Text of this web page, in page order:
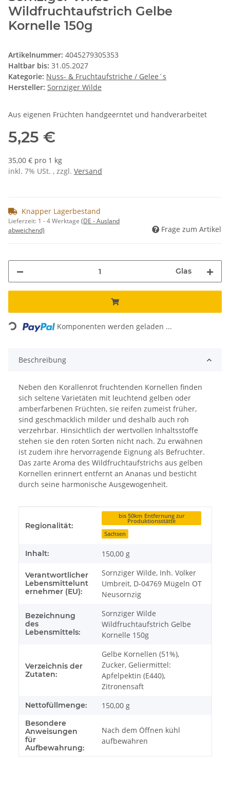
Wildfruchtaufstrich Gelbe
Kornelle 150g
Artikelnummer: 4045279305353
Haltbar bis: 31.05.2027
Kategorie: Nuss- & Fruchtaufstriche / Gelee´s
Hersteller: Sornziger Wilde
Aus eigenen Früchten handgeerntet und handverarbeitet
5,25 €
35,00 € pro 1 kg
inkl. 7% USt. , zzgl. Versand
Knapper Lagerbestand
Lieferzeit: 1 - 4 Werktage (DE - Ausland
abweichend)
Frage zum Artikel
Glas
Loading... Komponenten werden geladen ...
Beschreibung
Neben den Korallenrot fruchtenden Kornellen finden
sich seltene Varietäten mit leuchtend gelben oder
amberfarbenen Früchten, sie reifen zumeist früher,
sind geschmacklich milder und deshalb auch roh
verzehrbar. Hinsichtlich der wertvollen Inhaltsstoffe
stehen sie den roten Sorten nicht nach. Zu erwähnen
ist zudem ihre hervorragende Eignung als Befruchter.
Das zarte Aroma des Wildfruchtaufstrichs aus gelben
Kornellen erinnert entfernt an Ananas und besticht
durch seine harmonische Ausgewogenheit.
Regionalität:
bis 50km Entfernung zur
Produktionsstätte
Sachsen
Inhalt: 150,00 g
Verantwortlicher
Lebensmittelunt
ernehmer (EU):
Sornziger Wilde, Inh. Volker
Umbreit, D-04769 Mügeln OT
Neusornzig
Bezeichnung
des
Lebensmittels:
Sornziger Wilde
Wildfruchtaufstrich Gelbe
Kornelle 150g
Verzeichnis der
Zutaten:
Gelbe Kornellen (51%),
Zucker, Geliermittel:
Apfelpektin (E440),
Zitronensaft
Nettofüllmenge: 150,00 g
Besondere
Anweisungen
für
Aufbewahrung:
Nach dem Öffnen kühl
aufbewahren